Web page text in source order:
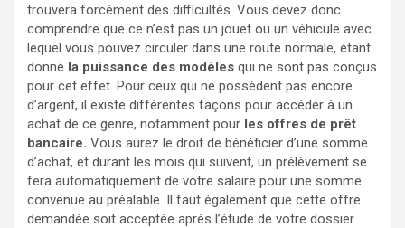
trouvera forcément des difficultés. Vous devez donc
comprendre que ce n’est pas un jouet ou un véhicule avec
lequel vous pouvez circuler dans une route normale, étant
donné la puissance des modèles qui ne sont pas conçus
pour cet effet. Pour ceux qui ne possèdent pas encore
d’argent, il existe différentes façons pour accéder à un
achat de ce genre, notamment pour les offres de prêt
bancaire. Vous aurez le droit de bénéficier d’une somme
d’achat, et durant les mois qui suivent, un prélèvement se
fera automatiquement de votre salaire pour une somme
convenue au préalable. Il faut également que cette offre
demandée soit acceptée après l’étude de votre dossier